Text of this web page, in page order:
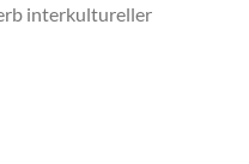
interkultureller